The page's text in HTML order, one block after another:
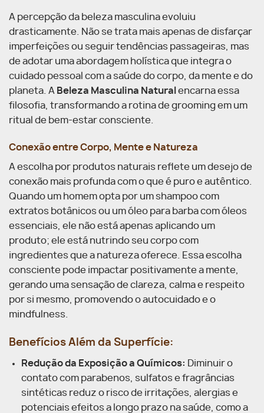
A percepção da beleza masculina evoluiu
drasticamente. Não se trata mais apenas de disfarçar
imperfeições ou seguir tendências passageiras, mas
de adotar uma abordagem holística que integra o
cuidado pessoal com a saúde do corpo, da mente e do
planeta. A Beleza Masculina Natural encarna essa
filosofia, transformando a rotina de grooming em um
ritual de bem-estar consciente.
Conexão entre Corpo, Mente e Natureza
A escolha por produtos naturais reflete um desejo de
conexão mais profunda com o que é puro e autêntico.
Quando um homem opta por um shampoo com
extratos botânicos ou um óleo para barba com óleos
essenciais, ele não está apenas aplicando um
produto; ele está nutrindo seu corpo com
ingredientes que a natureza oferece. Essa escolha
consciente pode impactar positivamente a mente,
gerando uma sensação de clareza, calma e respeito
por si mesmo, promovendo o autocuidado e o
mindfulness.
Benefícios Além da Superfície:
Redução da Exposição a Químicos: Diminuir o
contato com parabenos, sulfatos e fragrâncias
sintéticas reduz o risco de irritações, alergias e
potenciais efeitos a longo prazo na saúde, como a